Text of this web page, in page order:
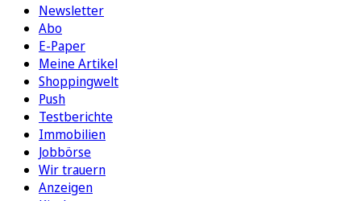
Newsletter
Abo
E-Paper
Meine Artikel
Shoppingwelt
Push
Testberichte
Immobilien
Jobbörse
Wir trauern
Anzeigen